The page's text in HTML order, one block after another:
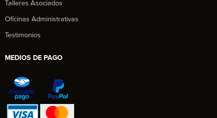
Talleres Asociados
Oficinas Administrativas
Testimonios
MEDIOS DE PAGO